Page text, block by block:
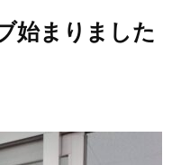
始まりました